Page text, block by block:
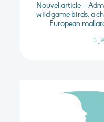
Nouvel article –
wild game birds: a
European
3